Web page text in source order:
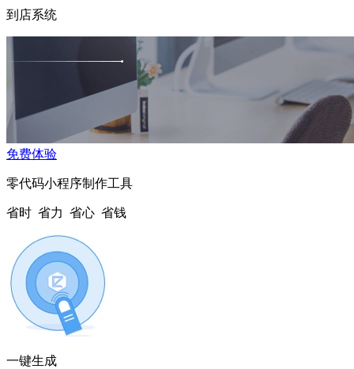
到店系统
免费体验
零代码小程序制作工具
省时 省力 省心 省钱
一键生成